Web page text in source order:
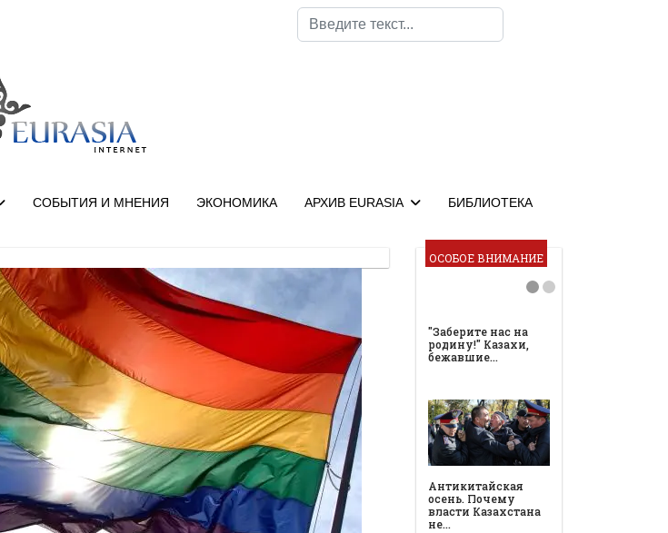
Поиск
СОБЫТИЯ И МНЕНИЯ ЭКОНОМИКА АРХИВ EURASIA БИБЛИОТЕКА
ОСОБОЕ ВНИМАНИЕ
"Заберите нас на
родину!" Казахи,
бежавшие…
Антикитайская
осень. Почему
власти Казахстана
не…